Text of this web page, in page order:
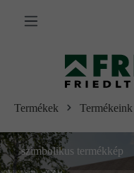
tartalomra
Termékek Termékeink
szimbolikus termékkép